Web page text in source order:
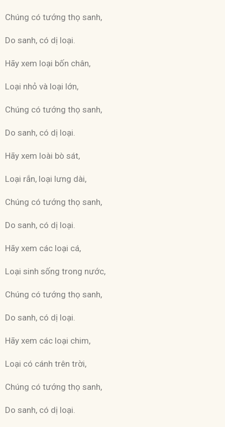
Chúng có tướng thọ sanh,
Do sanh, có dị loại.
Hãy xem loại bốn chân,
Loại nhỏ và loại lớn,
Chúng có tướng thọ sanh,
Do sanh, có dị loại.
Hãy xem loài bò sát,
Loại rắn, loại lưng dài,
Chúng có tướng thọ sanh,
Do sanh, có dị loại.
Hãy xem các loại cá,
Loại sinh sống trong nước,
Chúng có tướng thọ sanh,
Do sanh, có dị loại.
Hãy xem các loại chim,
Loại có cánh trên trời,
Chúng có tướng thọ sanh,
Do sanh, có dị loại.